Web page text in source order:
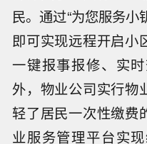
民。通过“为您服务
即可实现远程开启小
一键报事报修、实
外，物业公司实行物
轻了居民一次性缴费
业服务管理平台实